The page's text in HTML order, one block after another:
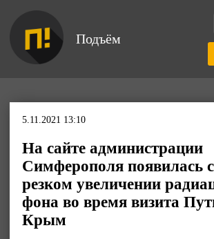
Подъём
5.11.2021 13:10
На сайте администрации
Симферополя появилась
резком увеличении
фона во время визита
Крым